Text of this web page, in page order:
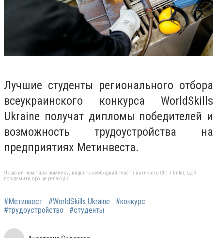
Лучшие студенты регионального отбора
всеукраинского конкурса WorldSkills
Ukraine получат дипломы победителей и
возможность трудоустройства на
предприятиях Метинвеста.
Якщо ви помітили помилку, виділіть необхідний текст і натисніть Ctrl + Enter, щоб
повідомити про це редакцію
#Метинвест #WorldSkills Ukraine
#конкурс
#трудоустройство
#студенты